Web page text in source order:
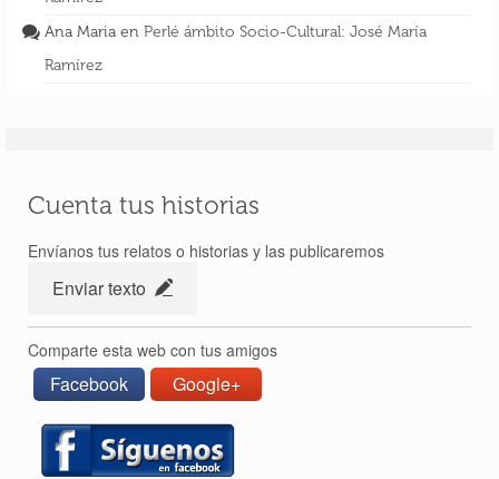
Ana Maria en Perlé ámbito Socio-Cultural: José María
Ramírez
Cuenta tus historias
Envíanos tus relatos o historias y las publicaremos
Enviar texto
Comparte esta web con tus amigos
Facebook Google+